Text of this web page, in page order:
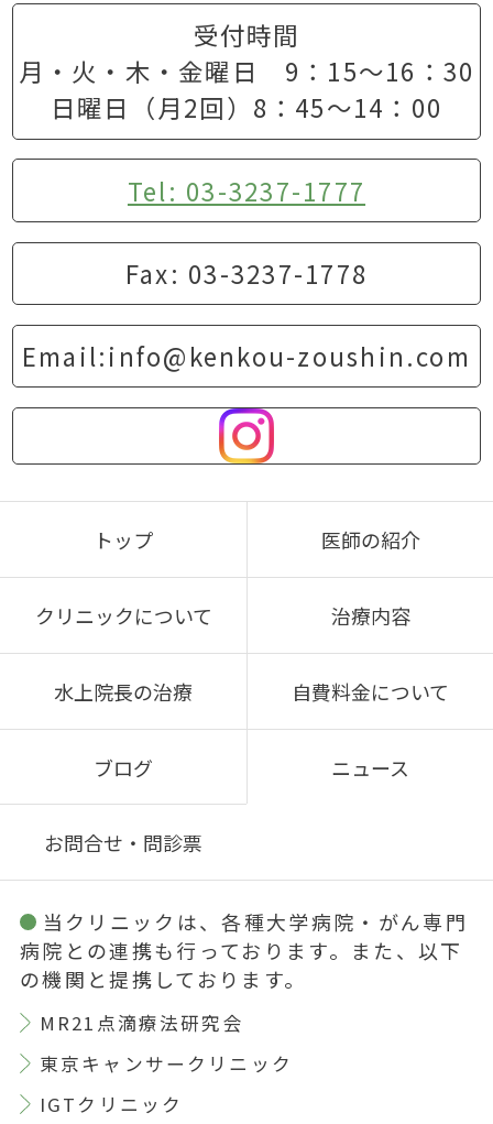
受付時間
月・火・木・金曜日 9：15〜16：30
日曜日（月2回）8：45〜14：00
Tel: 03-3237-1777
Fax: 03-3237-1778
Email:info@kenkou-zoushin.com
トップ 医師の紹介
クリニックについて 治療内容
水上院長の治療 自費料金について
ブログ ニュース
お問合せ・問診票
当クリニックは、各種大学病院・がん専門
病院との連携も行っております。また、以下
の機関と提携しております。
MR21点滴療法研究会
東京キャンサークリニック
IGTクリニック